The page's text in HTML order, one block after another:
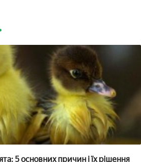
5 основних причин і їх рішення